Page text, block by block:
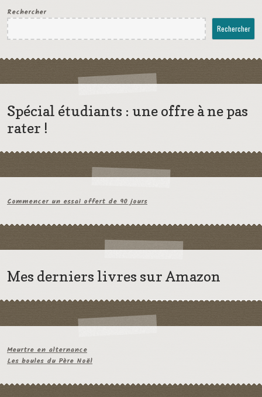
Rechercher
Rechercher
Spécial étudiants : une offre à ne pas
rater !
Commencer un essai offert de 90 jours
Mes derniers livres sur Amazon
Meurtre en alternance
Les boules du Père Noël